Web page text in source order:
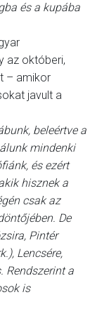
és a kupába
az októberi,
– amikor
javult a
beleértve a
mindenki
és ezért
hisznek a
csak az
De
Pintér
Lencsére,
Rendszerint a
is